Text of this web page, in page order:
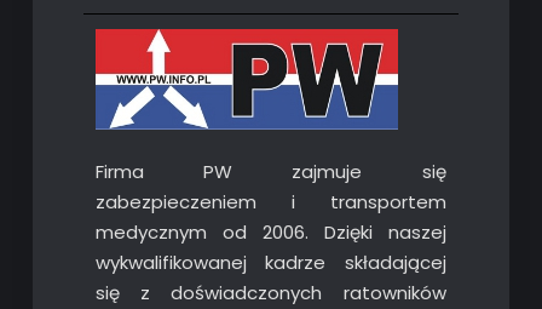
Firma PW zajmuje się
zabezpieczeniem i transportem
medycznym od 2006. Dzięki naszej
wykwalifikowanej kadrze składającej
się z doświadczonych ratowników